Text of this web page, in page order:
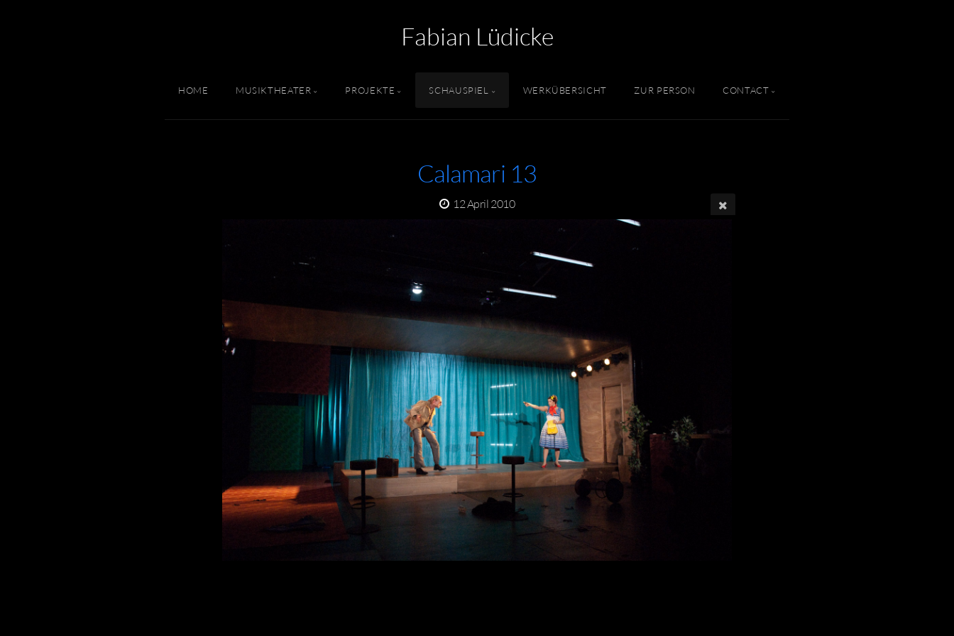
Fabian Lüdicke
HOME MUSIKTHEATER PROJEKTE SCHAUSPIEL WERKÜBERSICHT ZUR PERSON CONTACT
Calamari 13
12 April 2010